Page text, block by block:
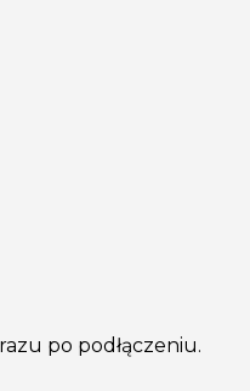
po podłączeniu.